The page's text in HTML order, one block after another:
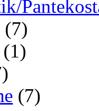
(7)
(1)
(7)